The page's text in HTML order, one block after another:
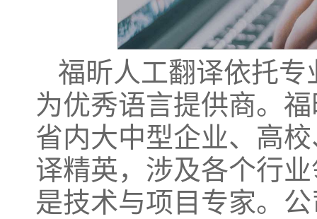
福昕人工翻译依托
为优秀语言提供商。
省内大中型企业、高
译精英，涉及各个行
是技术与项目专家。